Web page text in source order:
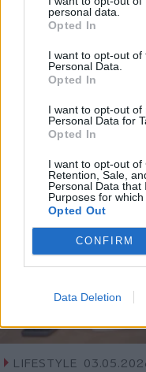
personal data.
Opted In
I want to opt-out of
Personal Data.
Opted In
I want to opt-out of
Personal Data for
Opted In
I want to opt-out of
Retention, Sale,
Personal Data that
Purposes for which
Opted Out
CONFIRM
Data Deletion
PARAPOLITIKA
Ο Λάκης
Mega με το Αλ
καλεσμένο τον
LIFESTYLE
και την